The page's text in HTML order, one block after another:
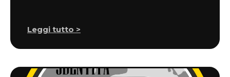
Leggi tutto >